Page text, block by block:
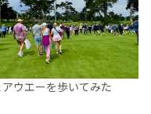
アウエーを歩いてみた